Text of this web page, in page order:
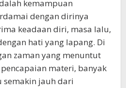
kemampuan
dengan dirinya
keadaan diri, masa lalu,
hati yang lapang. Di
zaman yang menuntut
materi, banyak
jauh dari